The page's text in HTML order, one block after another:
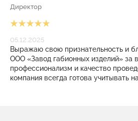
Директор
05.12.2025
Выражаю свою признательность и
ООО «Завод габионных изделий» за
профессионализм и качество
компания всегда готова учитывать